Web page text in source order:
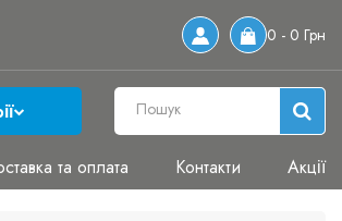
0 - 0 Грн
та оплата Контакти Акції